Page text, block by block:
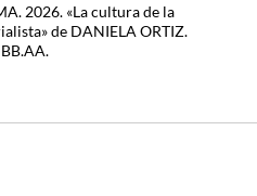
2026. «La cultura de la
de DANIELA ORTIZ.